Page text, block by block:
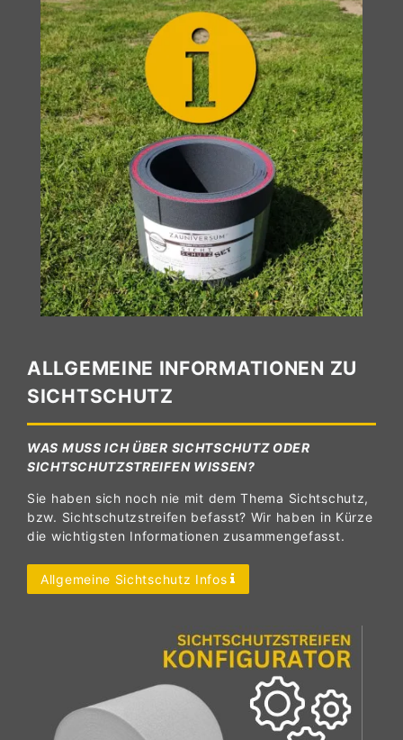
ALLGEMEINE INFORMATIONEN ZU
SICHTSCHUTZ
WAS MUSS ICH ÜBER SICHTSCHUTZ ODER
SICHTSCHUTZSTREIFEN WISSEN?
Sie haben sich noch nie mit dem Thema Sichtschutz,
bzw. Sichtschutzstreifen befasst? Wir haben in Kürze
die wichtigsten Informationen zusammengefasst.
Allgemeine Sichtschutz Infos